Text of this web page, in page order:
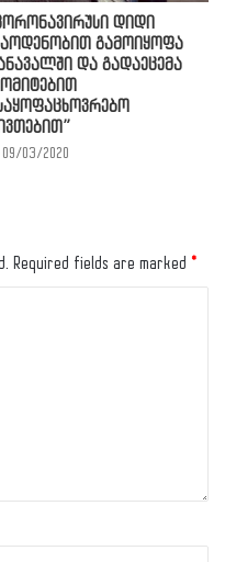
დიდი
გამოიყოფა
და გადაეცემა
09/03/2020
Required fields are marked *